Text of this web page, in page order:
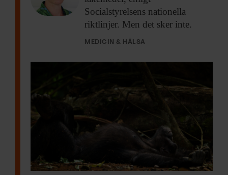
Socialstyrelsens nationella
riktlinjer. Men det sker inte.
MEDICIN & HÄLSA